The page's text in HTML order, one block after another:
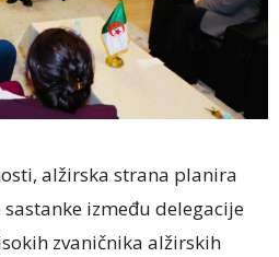
alžirska strana planira
između delegacije
zvaničnika alžirskih